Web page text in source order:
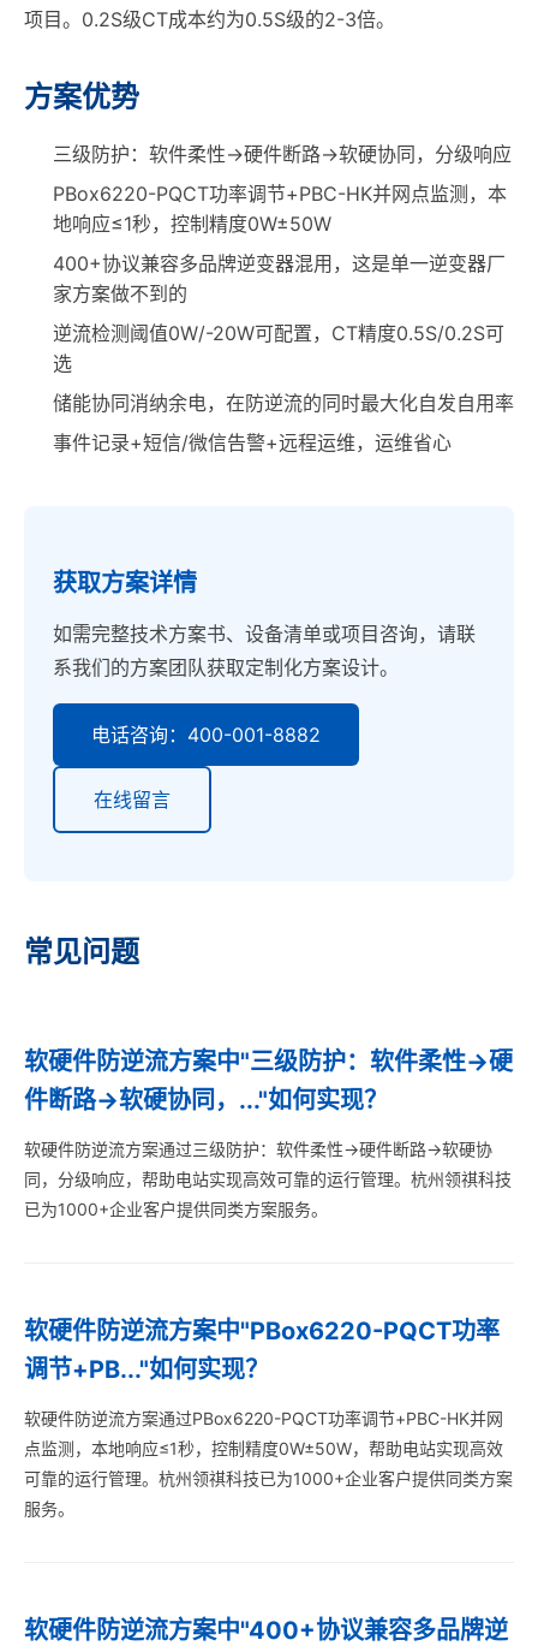
项目。0.2S级CT成本约为0.5S级的2-3倍。
方案优势
三级防护：软件柔性→硬件断路→软硬协同，分级响应
PBox6220-PQCT功率调节+PBC-HK并网点监测，本
地响应≤1秒，控制精度0W±50W
400+协议兼容多品牌逆变器混用，这是单一逆变器厂
家方案做不到的
逆流检测阈值0W/-20W可配置，CT精度0.5S/0.2S可
选
储能协同消纳余电，在防逆流的同时最大化自发自用率
事件记录+短信/微信告警+远程运维，运维省心
获取方案详情
如需完整技术方案书、设备清单或项目咨询，请联
系我们的方案团队获取定制化方案设计。
电话咨询：400-001-8882
在线留言
常见问题
软硬件防逆流方案中"三级防护：软件柔性→硬
件断路→软硬协同，..."如何实现？
软硬件防逆流方案通过三级防护：软件柔性→硬件断路→软硬协
同，分级响应，帮助电站实现高效可靠的运行管理。杭州领祺科技
已为1000+企业客户提供同类方案服务。
软硬件防逆流方案中"PBox6220-PQCT功率
调节+PB..."如何实现？
软硬件防逆流方案通过PBox6220-PQCT功率调节+PBC-HK并网
点监测，本地响应≤1秒，控制精度0W±50W，帮助电站实现高效
可靠的运行管理。杭州领祺科技已为1000+企业客户提供同类方案
服务。
软硬件防逆流方案中"400+协议兼容多品牌逆